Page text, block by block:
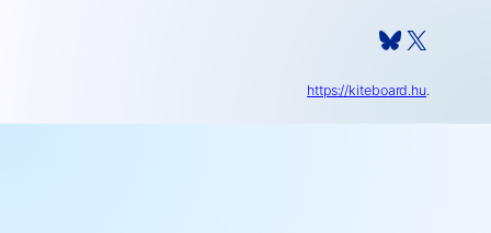
Bluesky X
https://kiteboard.hu.